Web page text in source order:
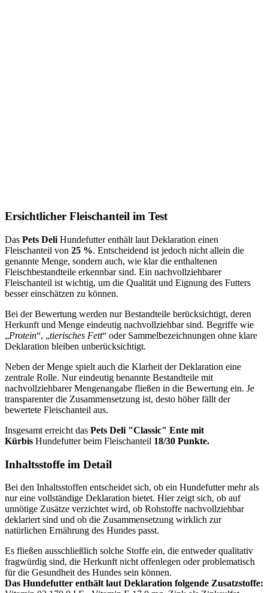
Ersichtlicher Fleischanteil im Test
Das Pets Deli Hundefutter enthält laut Deklaration einen
Fleischanteil von 25 %. Entscheidend ist jedoch nicht allein die
genannte Menge, sondern auch, wie klar die enthaltenen
Fleischbestandteile erkennbar sind. Ein nachvollziehbarer
Fleischanteil ist wichtig, um die Qualität und Eignung des Futters
besser einschätzen zu können.
Bei der Bewertung werden nur Bestandteile berücksichtigt, deren
Herkunft und Menge eindeutig nachvollziehbar sind. Begriffe wie
„Protein“, „tierisches Fett“ oder Sammelbezeichnungen ohne klare
Deklaration bleiben unberücksichtigt.
Neben der Menge spielt auch die Klarheit der Deklaration eine
zentrale Rolle. Nur eindeutig benannte Bestandteile mit
nachvollziehbarer Mengenangabe fließen in die Bewertung ein. Je
transparenter die Zusammensetzung ist, desto höher fällt der
bewertete Fleischanteil aus.
Insgesamt erreicht das Pets Deli "Classic" Ente mit
Kürbis Hundefutter beim Fleischanteil 18/30 Punkte.
Inhaltsstoffe im Detail
Bei den Inhaltsstoffen entscheidet sich, ob ein Hundefutter mehr als
nur eine vollständige Deklaration bietet. Hier zeigt sich, ob auf
unnötige Zusätze verzichtet wird, ob Rohstoffe nachvollziehbar
deklariert sind und ob die Zusammensetzung wirklich zur
natürlichen Ernährung des Hundes passt.
Es fließen ausschließlich solche Stoffe ein, die entweder qualitativ
fragwürdig sind, die Herkunft nicht offenlegen oder problematisch
für die Gesundheit des Hundes sein können.
Das Hundefutter enthält laut Deklaration folgende Zusatzstoffe: